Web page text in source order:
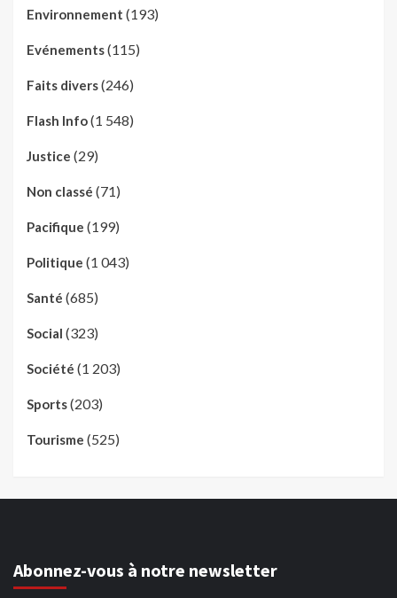
Environnement (193)
Evénements(115)
Faits divers(246)
Flash Info(1 548)
Justice (29)
Non classé (71)
Pacifique (199)
Politique (1 043)
Santé (685)
Social (323)
Société (1 203)
Sports(203)
Tourisme (525)
Abonnez-vous à notre newsletter